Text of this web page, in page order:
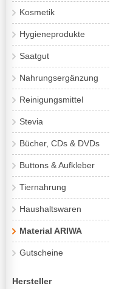
Kosmetik
Hygieneprodukte
Saatgut
Nahrungsergänzung
Reinigungsmittel
Stevia
Bücher, CDs & DVDs
Buttons & Aufkleber
Tiernahrung
Haushaltswaren
Material ARIWA
Gutscheine
Hersteller